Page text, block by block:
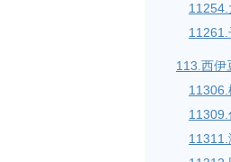
113.西伊